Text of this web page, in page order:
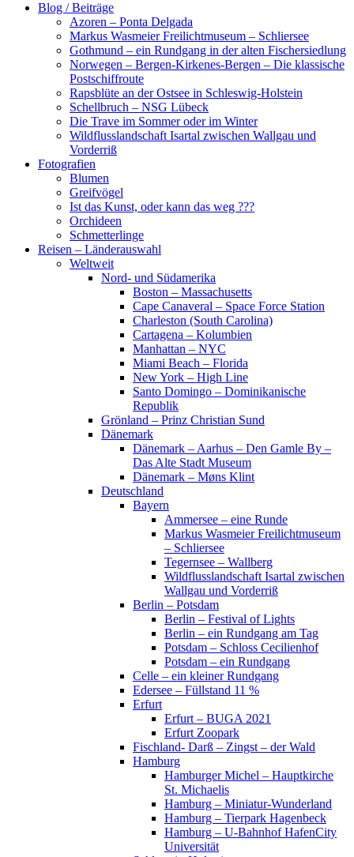
Blog / Beiträge
Azoren – Ponta Delgada
Markus Wasmeier Freilichtmuseum – Schliersee
Gothmund – ein Rundgang in der alten Fischersiedlung
Norwegen – Bergen-Kirkenes-Bergen – Die klassische
Postschiffroute
Rapsblüte an der Ostsee in Schleswig-Holstein
Schellbruch – NSG Lübeck
Die Trave im Sommer oder im Winter
Wildflusslandschaft Isartal zwischen Wallgau und
Vorderriß
Fotografien
Blumen
Greifvögel
Ist das Kunst, oder kann das weg ???
Orchideen
Schmetterlinge
Reisen – Länderauswahl
Weltweit
Nord- und Südamerika
Boston – Massachusetts
Cape Canaveral – Space Force Station
Charleston (South Carolina)
Cartagena – Kolumbien
Manhattan – NYC
Miami Beach – Florida
New York – High Line
Santo Domingo – Dominikanische
Republik
Grönland – Prinz Christian Sund
Dänemark
Dänemark – Aarhus – Den Gamle By –
Das Alte Stadt Museum
Dänemark – Møns Klint
Deutschland
Bayern
Ammersee – eine Runde
Markus Wasmeier Freilichtmuseum
– Schliersee
Tegernsee – Wallberg
Wildflusslandschaft Isartal zwischen
Wallgau und Vorderriß
Berlin – Potsdam
Berlin – Festival of Lights
Berlin – ein Rundgang am Tag
Potsdam – Schloss Cecilienhof
Potsdam – ein Rundgang
Celle – ein kleiner Rundgang
Edersee – Füllstand 11 %
Erfurt
Erfurt – BUGA 2021
Erfurt Zoopark
Fischland- Darß – Zingst – der Wald
Hamburg
Hamburger Michel – Hauptkirche
St. Michaelis
Hamburg – Miniatur-Wunderland
Hamburg – Tierpark Hagenbeck
Hamburg – U-Bahnhof HafenCity
Universität